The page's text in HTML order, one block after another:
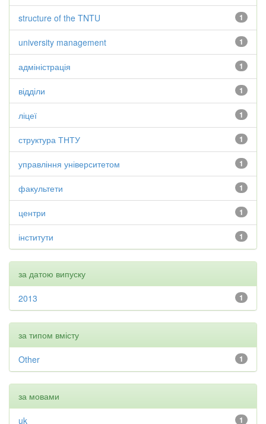
1
structure of the TNTU
1
university management
1
адміністрація
1
відділи
1
ліцеї
1
структура ТНТУ
1
управління університетом
1
факультети
1
центри
1
інститути
за датою випуску
1
2013
за типом вмісту
1
Other
за мовами
1
uk